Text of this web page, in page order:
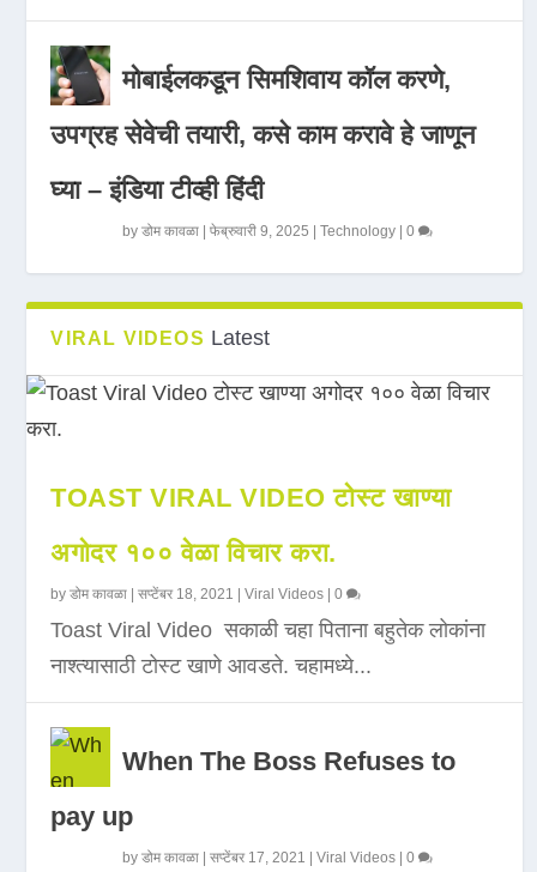
मोबाईलकडून सिमशिवाय कॉल करणे,
उपग्रह सेवेची तयारी, कसे काम करावे हे जाणून
घ्या – इंडिया टीव्ही हिंदी
byडोम कावळा |फेब्रुवारी 9, 2025 |Technology |0
VIRAL VIDEOS Latest
TOAST VIRAL VIDEO टोस्ट खाण्या
अगोदर १०० वेळा विचार करा.
byडोम कावळा |सप्टेंबर 18, 2021 |Viral Videos |0
Toast Viral Video सकाळी चहा पिताना बहुतेक लोकांना
नाश्त्यासाठी टोस्ट खाणे आवडते. चहामध्ये...
When The Boss Refuses to
pay up
byडोम कावळा |सप्टेंबर 17, 2021 |Viral Videos |0